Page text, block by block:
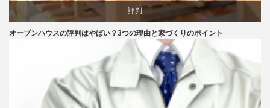
評判
オープンハウスの評判はやばい？3つの理由と家づくりのポイント